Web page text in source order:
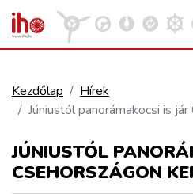
VASÚT
KÖZÚT
Kezdőlap
Hírek
Júniustól panorámakocsi is
JÚNIUSTÓL
CSEHORSZÁGON